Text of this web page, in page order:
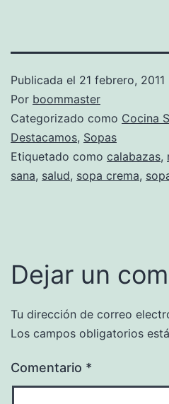
Publicada el 21 febrero, 2011
Por boommaster
Categorizado como Cocina
Destacamos, Sopas
Etiquetado como calabazas,
sana, salud, sopa crema,
Dejar un
Tu dirección de correo
Los campos obligatorios
Comentario *